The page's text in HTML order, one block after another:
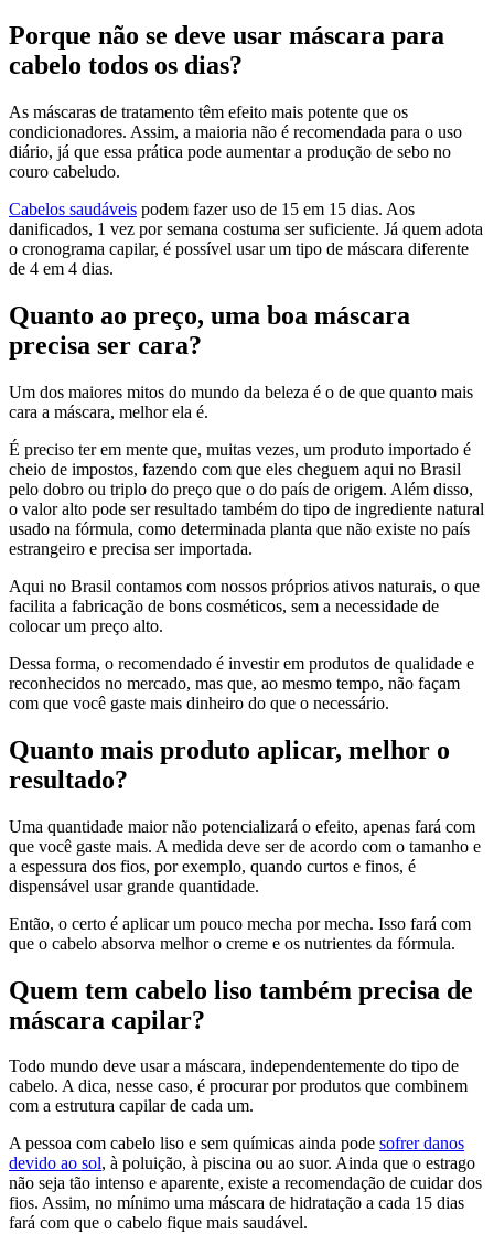
Porque não se deve usar máscara para
cabelo todos os dias?
As máscaras de tratamento têm efeito mais potente que os
condicionadores. Assim, a maioria não é recomendada para o uso
diário, já que essa prática pode aumentar a produção de sebo no
couro cabeludo.
Cabelos saudáveis podem fazer uso de 15 em 15 dias. Aos
danificados, 1 vez por semana costuma ser suficiente. Já quem adota
o cronograma capilar, é possível usar um tipo de máscara diferente
de 4 em 4 dias.
Quanto ao preço, uma boa máscara
precisa ser cara?
Um dos maiores mitos do mundo da beleza é o de que quanto mais
cara a máscara, melhor ela é.
É preciso ter em mente que, muitas vezes, um produto importado é
cheio de impostos, fazendo com que eles cheguem aqui no Brasil
pelo dobro ou triplo do preço que o do país de origem. Além disso,
o valor alto pode ser resultado também do tipo de ingrediente natural
usado na fórmula, como determinada planta que não existe no país
estrangeiro e precisa ser importada.
Aqui no Brasil contamos com nossos próprios ativos naturais, o que
facilita a fabricação de bons cosméticos, sem a necessidade de
colocar um preço alto.
Dessa forma, o recomendado é investir em produtos de qualidade e
reconhecidos no mercado, mas que, ao mesmo tempo, não façam
com que você gaste mais dinheiro do que o necessário.
Quanto mais produto aplicar, melhor o
resultado?
Uma quantidade maior não potencializará o efeito, apenas fará com
que você gaste mais. A medida deve ser de acordo com o tamanho e
a espessura dos fios, por exemplo, quando curtos e finos, é
dispensável usar grande quantidade.
Então, o certo é aplicar um pouco mecha por mecha. Isso fará com
que o cabelo absorva melhor o creme e os nutrientes da fórmula.
Quem tem cabelo liso também precisa de
máscara capilar?
Todo mundo deve usar a máscara, independentemente do tipo de
cabelo. A dica, nesse caso, é procurar por produtos que combinem
com a estrutura capilar de cada um.
A pessoa com cabelo liso e sem químicas ainda pode sofrer danos
devido ao sol, à poluição, à piscina ou ao suor. Ainda que o estrago
não seja tão intenso e aparente, existe a recomendação de cuidar dos
fios. Assim, no mínimo uma máscara de hidratação a cada 15 dias
fará com que o cabelo fique mais saudável.